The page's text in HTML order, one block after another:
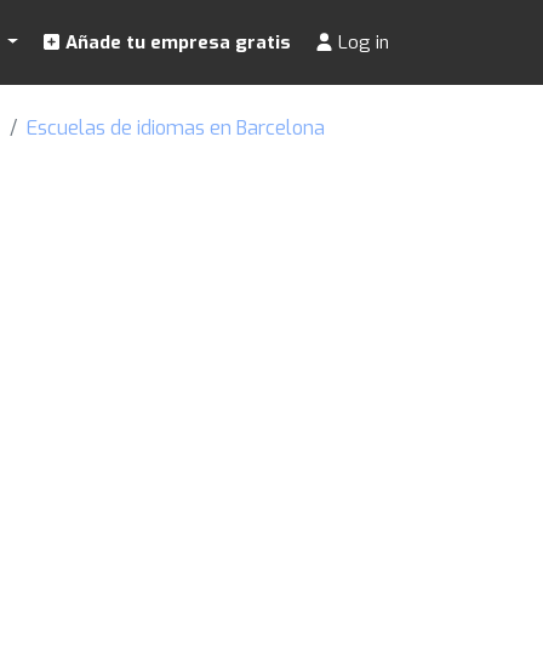
Añade tu empresa gratis Log in
Escuelas de idiomas en Barcelona